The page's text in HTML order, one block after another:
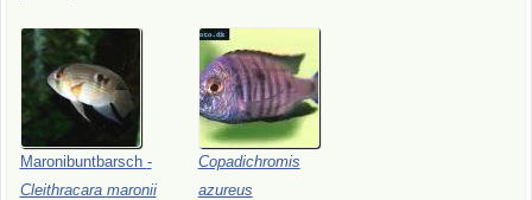
Maronibuntbarsch -
Cleithracara maronii
Copadichromis
azureus